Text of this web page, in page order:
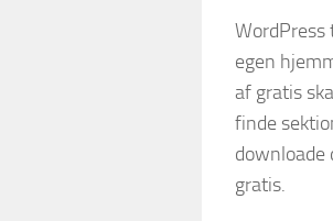
WordPress
egen
af gratis
finde
downloade
gratis.